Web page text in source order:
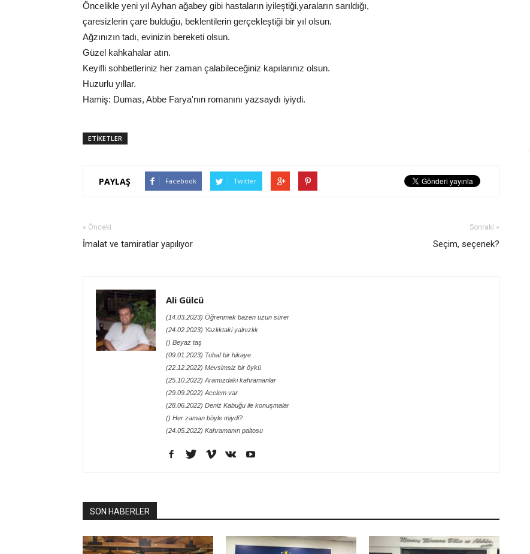
Öncelikle yeni yıl Ayhan ağabey gibi hastaların iyileştiği,yaraların sarıldığı,
çaresizlerin çare bulduğu, beklentilerin gerçekleştiği bir yıl olsun.
Ağzınızın tadı, evinizin bereketi olsun.
Güzel kahkahalar atın.
Keyifli sohbetleriniz her zaman çalabileceğiniz kapılarınız olsun.
Huzurlu yıllar.
Hamiş: Dumas, Abbe Farya'nın romanını yazsaydı iyiydi.
ETİKETLER
PAYLAŞ Facebook Twitter
« Önceki
İmalat ve tamiratlar yapılıyor
Sonraki »
Seçim, seçenek?
Ali Gülcü
(14.03.2023) Öğrenmek bazen uzun sürer
(24.02.2023) Yazlıktaki yalnızlık
() Beyaz taş
(09.01.2023) Tuhaf bir hikaye
(22.12.2022) Mevsimsiz bir öykü
(25.10.2022) Aramızdaki kahramanlar
(29.09.2022) Acelem var
(28.06.2022) Deniz Kabuğu ile konuşmalar
() Her zaman böyle miydi?
(24.05.2022) Kahramanın paltosu
SON HABERLER